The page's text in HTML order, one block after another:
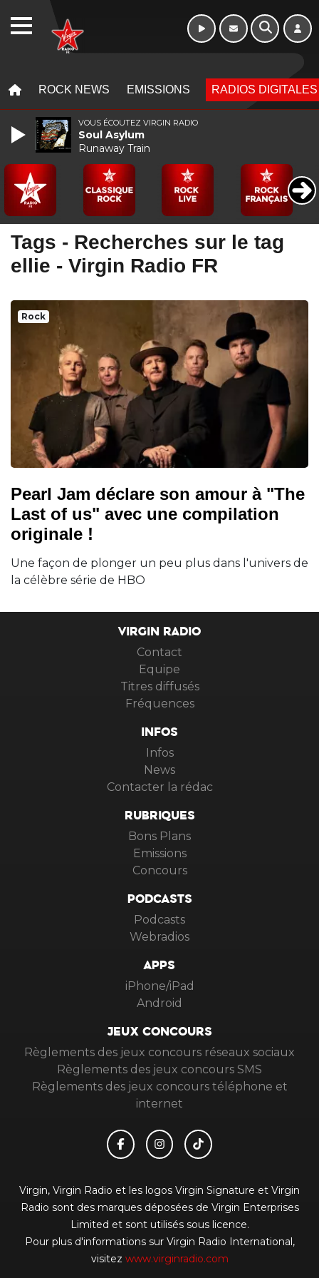
ROCK NEWS EMISSIONS RADIOS DIGITALES
Tags - Recherches sur le tag
ellie - Virgin Radio FR
Rock
Pearl Jam déclare son amour à "The
Last of us" avec une compilation
originale !
Une façon de plonger un peu plus dans l'univers de
la célèbre série de HBO
VIRGIN RADIO
Contact
Equipe
Titres diffusés
Fréquences
INFOS
Infos
News
Contacter la rédac
RUBRIQUES
Bons Plans
Emissions
Concours
PODCASTS
Podcasts
Webradios
APPS
iPhone/iPad
Android
JEUX CONCOURS
Règlements des jeux concours réseaux sociaux
Règlements des jeux concours SMS
Règlements des jeux concours téléphone et
internet
Virgin, Virgin Radio et les logos Virgin Signature et Virgin
Radio sont des marques déposées de Virgin Enterprises
Limited et sont utilisés sous licence.
Pour plus d'informations sur Virgin Radio International,
visitez www.virginradio.com
VOUS ÉCOUTEZ VIRGIN RADIO
Soul Asylum
Runaway Train
WEBRADIO Week-end de 16h
à 20h